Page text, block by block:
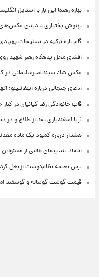
بهاره رهنما این بار با استایل
بهنوش بختیاری با دیدن
گام تازه ترکیه در تسلیحات
افشای محل پناهگاه‌ رهبر شهید
عکس شاد سپند امیرسلیمانی در
ادعای جنجالی درباره اینفانتینو؛
قاب خانوادگی رضا کیانیان در
ثریا اسفندیاری بعد از طلاق و در
هشدار درباره کمبود یک ماده
انتقاد تند پیمان طالبی از
ترس نعیمه نظام‌دوست از بغل
قیمت گوشت گوساله و گوسفند امروز شنبه ۱۷